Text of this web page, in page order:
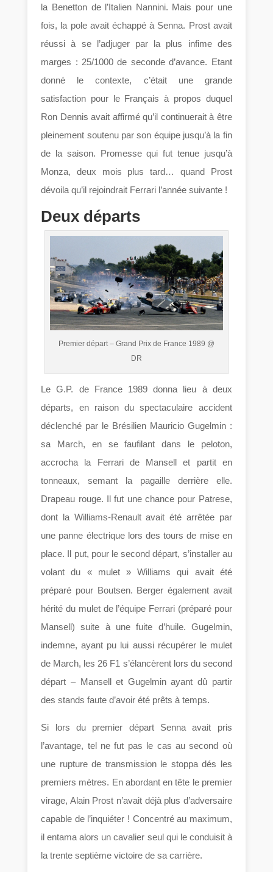
la Benetton de l’Italien Nannini. Mais pour une
fois, la pole avait échappé à Senna. Prost avait
réussi à se l’adjuger par la plus infime des
marges : 25/1000 de seconde d’avance. Etant
donné le contexte, c’était une grande
satisfaction pour le Français à propos duquel
Ron Dennis avait affirmé qu’il continuerait à être
pleinement soutenu par son équipe jusqu’à la fin
de la saison. Promesse qui fut tenue jusqu’à
Monza, deux mois plus tard… quand Prost
dévoila qu’il rejoindrait Ferrari l’année suivante !
Deux départs
Premier départ – Grand Prix de France 1989 @
DR
Le G.P. de France 1989 donna lieu à deux
départs, en raison du spectaculaire accident
déclenché par le Brésilien Mauricio Gugelmin :
sa March, en se faufilant dans le peloton,
accrocha la Ferrari de Mansell et partit en
tonneaux, semant la pagaille derrière elle.
Drapeau rouge. Il fut une chance pour Patrese,
dont la Williams-Renault avait été arrêtée par
une panne électrique lors des tours de mise en
place. Il put, pour le second départ, s’installer au
volant du « mulet » Williams qui avait été
préparé pour Boutsen. Berger également avait
hérité du mulet de l’équipe Ferrari (préparé pour
Mansell) suite à une fuite d’huile. Gugelmin,
indemne, ayant pu lui aussi récupérer le mulet
de March, les 26 F1 s’élancèrent lors du second
départ – Mansell et Gugelmin ayant dû partir
des stands faute d’avoir été prêts à temps.
Si lors du premier départ Senna avait pris
l’avantage, tel ne fut pas le cas au second où
une rupture de transmission le stoppa dés les
premiers mètres. En abordant en tête le premier
virage, Alain Prost n’avait déjà plus d’adversaire
capable de l’inquiéter ! Concentré au maximum,
il entama alors un cavalier seul qui le conduisit à
la trente septième victoire de sa carrière.